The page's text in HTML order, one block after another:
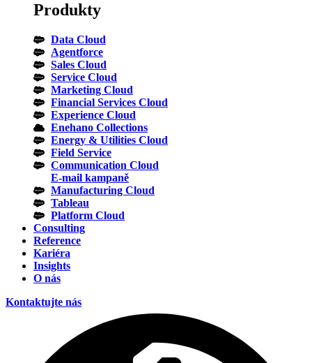
Produkty
Data Cloud
Agentforce
Sales Cloud
Service Cloud
Marketing Cloud
Financial Services Cloud
Experience Cloud
Enehano Collections
Energy & Utilities Cloud
Field Service
Communication Cloud
E-mail kampaně
Manufacturing Cloud
Tableau
Platform Cloud
Consulting
Reference
Kariéra
Insights
O nás
Kontaktujte nás